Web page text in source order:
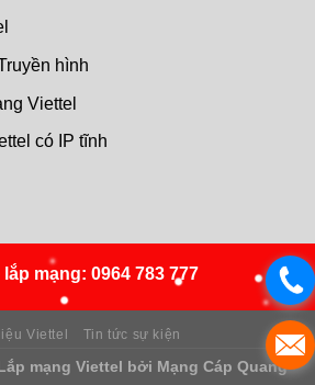
hình
Viettel
có IP tĩnh
lắp mạng: 0964 783 777
Viettel Tin tức sự kiện
mạng Viettel bởi Mạng Cáp Quang